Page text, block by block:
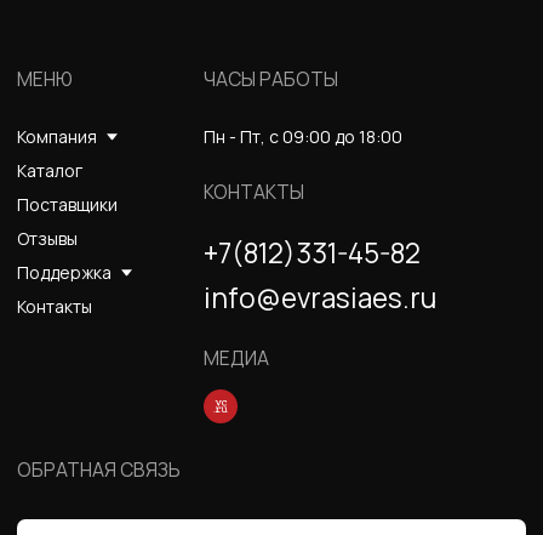
Отправить
Политика персональных данных
© Евразия Инжиниринг
Сервис 2022-2026
ИНФОРМАЦИЯ